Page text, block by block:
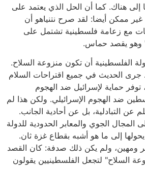
إلى هناك. كما أن الحل الذي يعتمد على
ممكن أيضا: لقد صرح نتنياهو أن
مع زعامة فلسطينية تشتمل على
وهو يقصد حماس.
الفلسطينية أن تكون منزوعة السلاح.
الحديث في جميع اقتراحات السلام
توفر حماية لإسرائيل ضد الهجوم
ضد الهجوم الإسرائيلي. ولكن هذا لم
عن التبادلية، بل عن أحادية الجانب.
الجوي والمعابر الحدودية للدولة
يحولها إلى ما هو أشبه بقطاع غزة ثان.
ومهين، ولم يكن ذلك صدفة: كان القصد
السلاح" لتجعل الفلسطينيين يقولون